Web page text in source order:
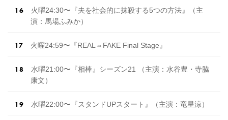
火曜24:30〜『夫を社会的に抹殺する5つの方法』（主
演：馬場ふみか）
火曜24:59〜『REAL⇔FAKE Final Stage』
水曜21:00〜『相棒』シーズン21 （主演：水谷豊・寺脇
康文）
水曜22:00〜『スタンドUPスタート』（主演：竜星涼）